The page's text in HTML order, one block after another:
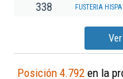
338 FUSTERIA
Posición 4.792 en la